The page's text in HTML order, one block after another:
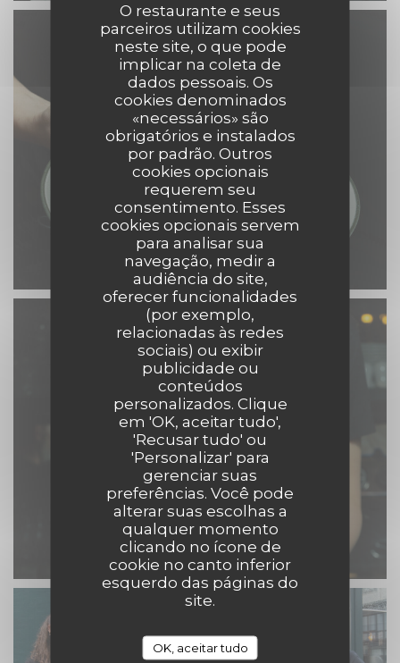
O restaurante e seus
parceiros utilizam cookies
neste site, o que pode
implicar na coleta de
dados pessoais. Os
cookies denominados
«necessários» são
obrigatórios e instalados
por padrão. Outros
cookies opcionais
requerem seu
consentimento. Esses
cookies opcionais servem
para analisar sua
navegação, medir a
audiência do site,
oferecer funcionalidades
(por exemplo,
relacionadas às redes
sociais) ou exibir
publicidade ou
conteúdos
personalizados. Clique
em 'OK, aceitar tudo',
'Recusar tudo' ou
'Personalizar' para
gerenciar suas
preferências. Você pode
alterar suas escolhas a
qualquer momento
clicando no ícone de
cookie no canto inferior
esquerdo das páginas do
site.
OK, aceitar tudo